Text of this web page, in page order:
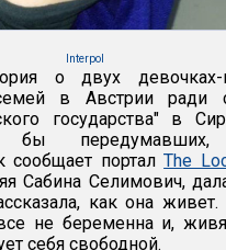
Interpol
о двух девочках-
в Австрии ради
государства" в
передумавших,
сообщает порталThe
Сабина Селимович,
как она
не беременна и,
себя свободной.